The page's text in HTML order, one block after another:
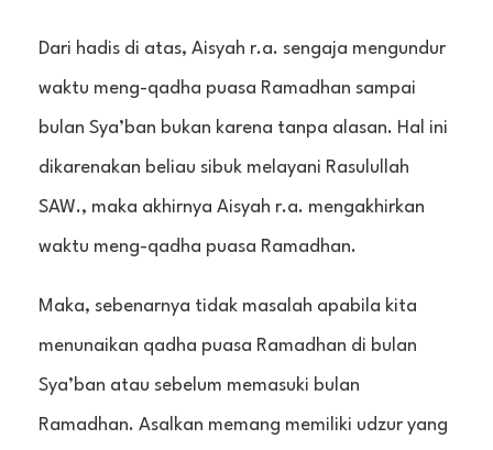
Dari hadis di atas, Aisyah r.a. sengaja mengundur
waktu meng-qadha puasa Ramadhan sampai
bulan Sya’ban bukan karena tanpa alasan. Hal ini
dikarenakan beliau sibuk melayani Rasulullah
SAW., maka akhirnya Aisyah r.a. mengakhirkan
waktu meng-qadha puasa Ramadhan.
Maka, sebenarnya tidak masalah apabila kita
menunaikan qadha puasa Ramadhan di bulan
Sya’ban atau sebelum memasuki bulan
Ramadhan. Asalkan memang memiliki udzur yang